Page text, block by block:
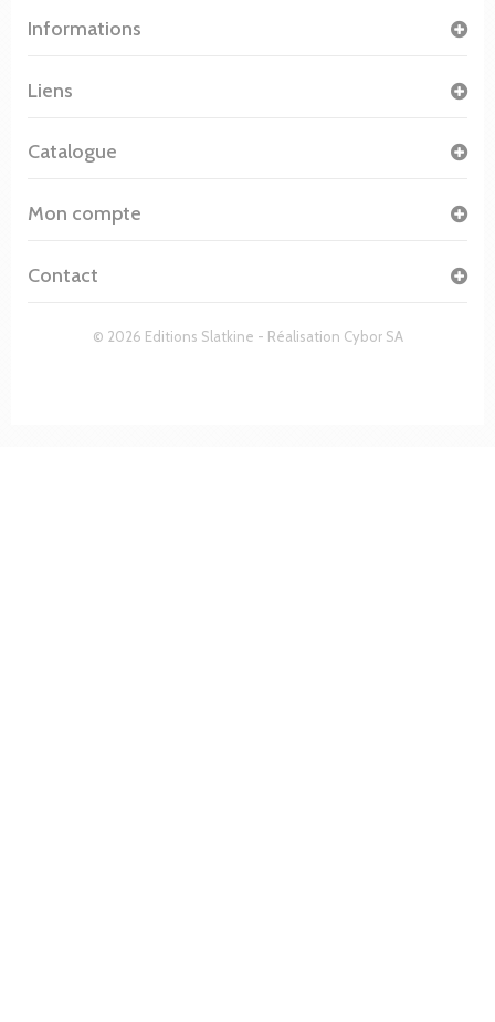
Informations
© 2026 Editions Slatkine - Réalisation Cybor SA
Liens
Catalogue
Mon compte
Contact